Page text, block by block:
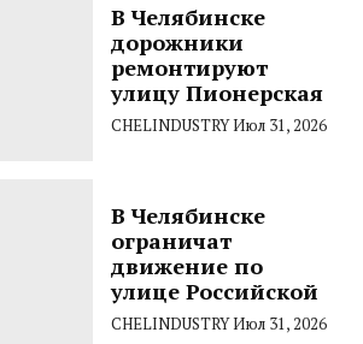
В Челябинске
дорожники
ремонтируют
улицу Пионерская
CHELINDUSTRYИюл 31, 2026
В Челябинске
ограничат
движение по
улице Российской
CHELINDUSTRYИюл 31, 2026